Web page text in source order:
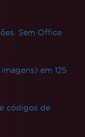
Sem Office
em 125
códigos de